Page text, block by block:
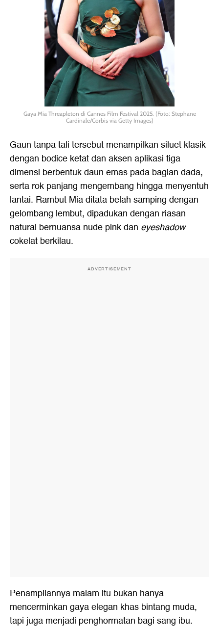
Gaya Mia Threapleton di Cannes Film Festival 2025. (Foto: Stephane
Cardinale/Corbis via Getty Images)
Gaun tanpa tali tersebut menampilkan siluet klasik
dengan bodice ketat dan aksen aplikasi tiga
dimensi berbentuk daun emas pada bagian dada,
serta rok panjang mengembang hingga menyentuh
lantai. Rambut Mia ditata belah samping dengan
gelombang lembut, dipadukan dengan riasan
natural bernuansa nude pink dan eyeshadow
cokelat berkilau.
ADVERTISEMENT
Penampilannya malam itu bukan hanya
mencerminkan gaya elegan khas bintang muda,
tapi juga menjadi penghormatan bagi sang ibu.